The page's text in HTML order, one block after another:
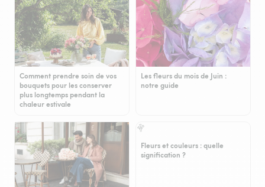
Comment prendre soin de vos
bouquets pour les conserver
plus longtemps pendant la
chaleur estivale
Les fleurs du mois de Juin :
notre guide
Fleurs et couleurs : quelle
signification ?